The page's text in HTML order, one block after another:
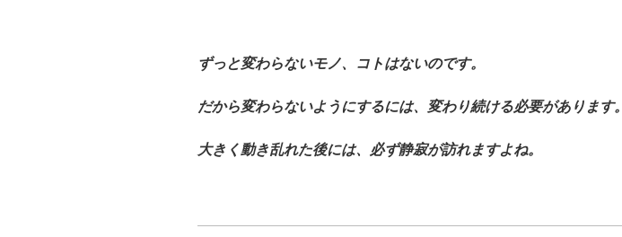
ずっと変わらないモノ、コトはないのです。
だから変わらないようにするには、変わり続ける必要があります。
大きく動き乱れた後には、必ず静寂が訪れますよね。